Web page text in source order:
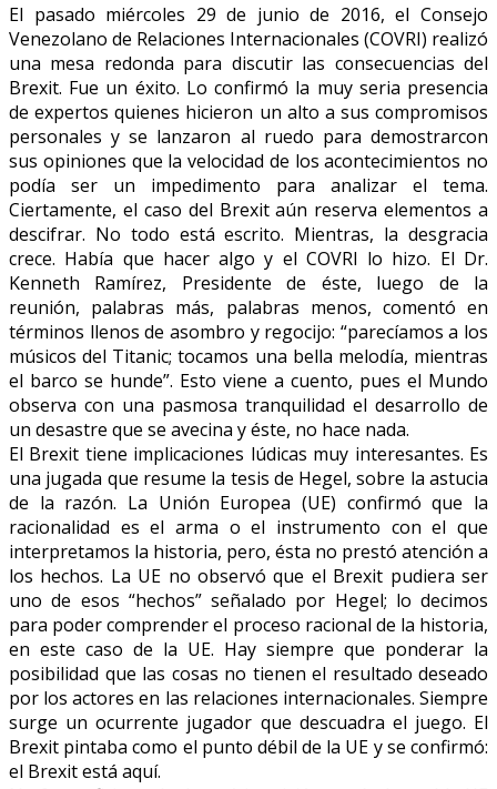
El pasado miércoles 29 de junio de 2016, el Consejo
Venezolano de Relaciones Internacionales (COVRI) realizó
una mesa redonda para discutir las consecuencias del
Brexit. Fue un éxito. Lo confirmó la muy seria presencia
de expertos quienes hicieron un alto a sus compromisos
personales y se lanzaron al ruedo para demostrarcon
sus opiniones que la velocidad de los acontecimientos no
podía ser un impedimento para analizar el tema.
Ciertamente, el caso del Brexit aún reserva elementos a
descifrar. No todo está escrito. Mientras, la desgracia
crece. Había que hacer algo y el COVRI lo hizo. El Dr.
Kenneth Ramírez, Presidente de éste, luego de la
reunión, palabras más, palabras menos, comentó en
términos llenos de asombro y regocijo: “parecíamos a los
músicos del Titanic; tocamos una bella melodía, mientras
el barco se hunde”. Esto viene a cuento, pues el Mundo
observa con una pasmosa tranquilidad el desarrollo de
un desastre que se avecina y éste, no hace nada.
El Brexit tiene implicaciones lúdicas muy interesantes. Es
una jugada que resume la tesis de Hegel, sobre la astucia
de la razón. La Unión Europea (UE) confirmó que la
racionalidad es el arma o el instrumento con el que
interpretamos la historia, pero, ésta no prestó atención a
los hechos. La UE no observó que el Brexit pudiera ser
uno de esos “hechos” señalado por Hegel; lo decimos
para poder comprender el proceso racional de la historia,
en este caso de la UE. Hay siempre que ponderar la
posibilidad que las cosas no tienen el resultado deseado
por los actores en las relaciones internacionales. Siempre
surge un ocurrente jugador que descuadra el juego. El
Brexit pintaba como el punto débil de la UE y se confirmó:
el Brexit está aquí.